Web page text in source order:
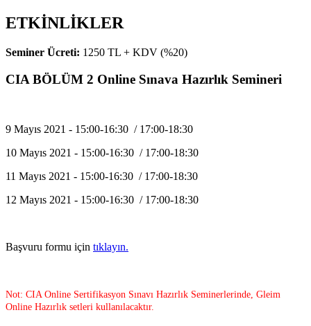
ETKİNLİKLER
Seminer Ücreti: 1250 TL + KDV (%20)
CIA BÖLÜM 2 Online Sınava Hazırlık Semineri
9 Mayıs 2021 - 15:00-16:30 / 17:00-18:30
10 Mayıs 2021 - 15:00-16:30 / 17:00-18:30
11 Mayıs 2021 - 15:00-16:30 / 17:00-18:30
12 Mayıs 2021 - 15:00-16:30 / 17:00-18:30
Başvuru formu için tıklayın.
Not: CIA Online Sertifikasyon Sınavı Hazırlık Seminerlerinde, Gleim
Online Hazırlık setleri kullanılacaktır.